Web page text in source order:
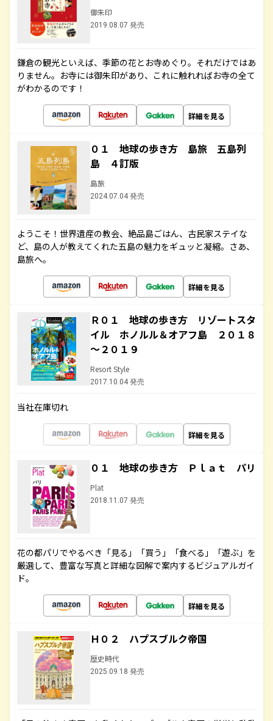
御朱印
2019.08.07 発売
鎌倉の観光といえば、季節の花とお寺めぐり。それだけではあ
りません。お寺には御朱印があり、これに触れればお寺の全て
がわかるのです！
詳細を見る
０１ 地球の歩き方 島旅 五島列
島 ４訂版
島旅
2024.07.04 発売
ようこそ！世界遺産の教会、絶品島ごはん、古民家ステイな
ど、島の人が教えてくれた五島の魅力をギュッと凝縮。さあ、
島旅へ。
詳細を見る
Ｒ０１ 地球の歩き方 リゾートスタ
イル ホノルル＆オアフ島 ２０１８
～２０１９
Resort Style
2017.10.04 発売
当社在庫切れ
詳細を見る
０１ 地球の歩き方 Ｐｌａｔ パリ
Plat
2018.11.07 発売
花の都パリでやるべき「見る」「買う」「食べる」「遊ぶ」を
厳選して、豊富な写真と詳細な図解で案内するビジュアルガイ
ド。
詳細を見る
Ｈ０２ ハプスブルク帝国
歴史時代
2025.09.18 発売